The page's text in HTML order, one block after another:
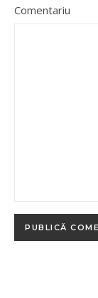
Comentariu